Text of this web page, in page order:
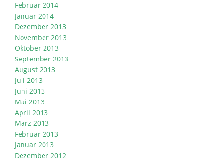
Februar 2014
Januar 2014
Dezember 2013
November 2013
Oktober 2013
September 2013
August 2013
Juli 2013
Juni 2013
Mai 2013
April 2013
März 2013
Februar 2013
Januar 2013
Dezember 2012